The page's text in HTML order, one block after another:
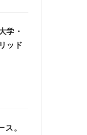
学・
ッド
。